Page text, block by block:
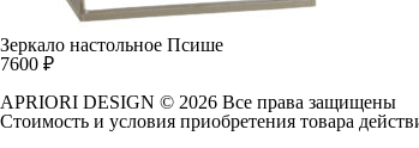
Зеркало настольное Псише
7600 ₽
APRIORI DESIGN © 2026 Все права защищены
Cтоимость и условия приобретения товара